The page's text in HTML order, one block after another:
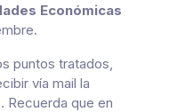
Económicas
puntos tratados,
vía mail la
Recuerda que en